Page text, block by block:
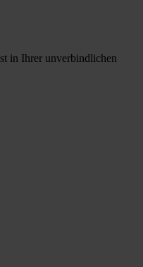
in Ihrer unverbindlichen